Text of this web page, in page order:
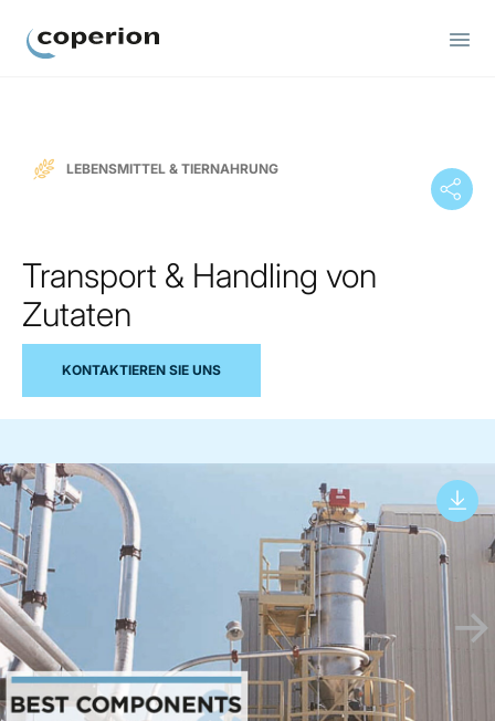
LEBENSMITTEL & TIERNAHRUNG
Transport & Handling von
Zutaten
KONTAKTIEREN SIE UNS